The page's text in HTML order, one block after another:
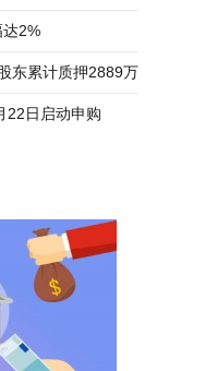
2%
东累计质押2889万
22日启动申购